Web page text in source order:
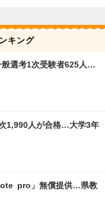
キング
般選考1次受験者625人…
1,990人が合格…大学3年
pro」無償提供…県教